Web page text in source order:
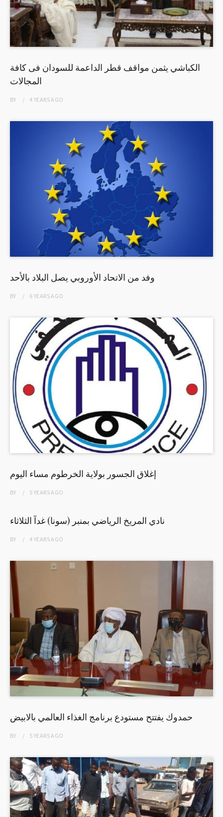
الكباشي يثمن مواقف قطر الداعمة للسودان فى كافة
المجالات
BY 4 YEARSAGO
وفد من الاتحاد الأوروبي يصل البلاد بالأحد
BY 6 YEARSAGO
إغلاق الجسور بولاية الخرطوم مساء اليوم
BY 5 YEARSAGO
نادي المريخ الرياضي بمنبر (سونا) غدآ الثلاثاء
BY 4 YEARSAGO
حمدوك يفتتح مستودع برنامج الغذاء العالمي بالابيض
BY 5 YEARSAGO